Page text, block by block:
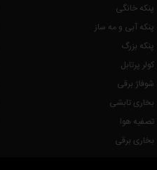
پنکه خانگی
پنکه آبی و مه ساز
پنکه بزرگ
کولر پرتابل
شوفاژ برقی
بخاری تابشی
تصفیه هوا
بخاری برقی